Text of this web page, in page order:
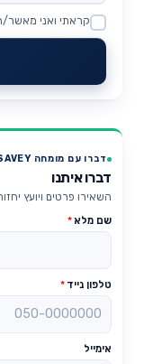
Website
קראתי ואני מאשר/
דברו עם מומחה SAVEY
דברו איתנו
השאירו פרטים ויועץ
שם מלא*
טלפון נייד *
אימייל